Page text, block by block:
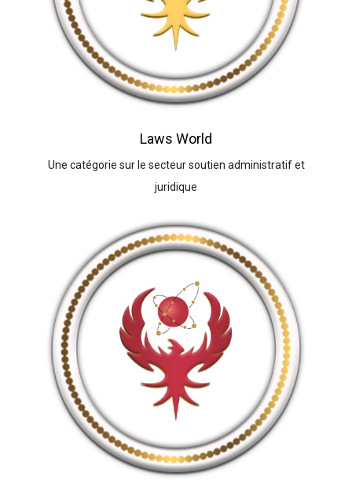
Laws World
Une catégorie sur le secteur soutien administratif et
juridique